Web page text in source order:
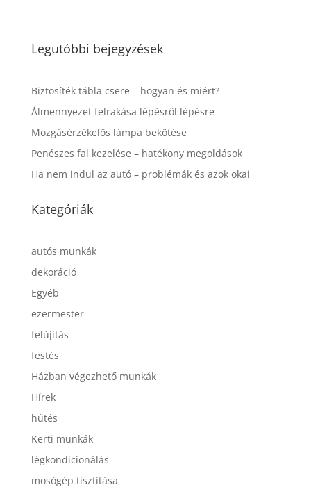
Legutóbbi bejegyzések
Biztosíték tábla csere – hogyan és miért?
Álmennyezet felrakása lépésről lépésre
Mozgásérzékelős lámpa bekötése
Penészes fal kezelése – hatékony megoldások
Ha nem indul az autó – problémák és azok okai
Kategóriák
autós munkák
dekoráció
Egyéb
ezermester
felújítás
festés
Házban végezhető munkák
Hírek
hűtés
Kerti munkák
légkondicionálás
mosógép tisztítása